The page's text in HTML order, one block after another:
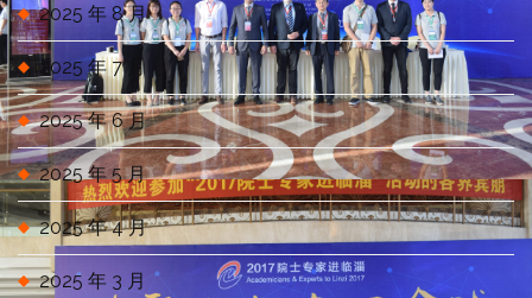
2025 年 8 月
2025 年 7 月
2025 年 6 月
2025 年 5 月
2025 年 4 月
2025 年 3 月